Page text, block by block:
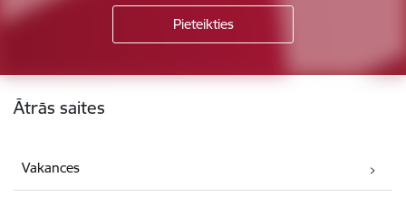
Kājene
Ātrās saites
Vakances